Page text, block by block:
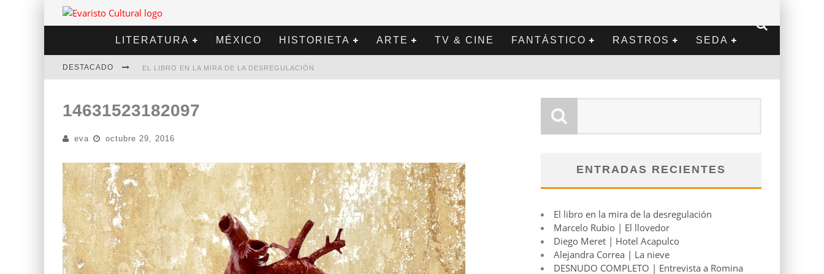
LITERATURA MÉXICO HISTORIETA ARTE TV & CINE FANTÁSTICO RASTROS SEDA
DESTACADO EL LIBRO EN LA MIRA DE LA DESREGULACIÓN
DIEGO MERET | HOTEL ACAPULCO
ALEJANDRA CORREA | LA NIEVE
14631523182097
eva octubre 29, 2016
ENTRADAS RECIENTES
El libro en la mira de la desregulación
Marcelo Rubio | El llovedor
Diego Meret | Hotel Acapulco
Alejandra Correa | La nieve
DESNUDO COMPLETO | Entrevista a Romina